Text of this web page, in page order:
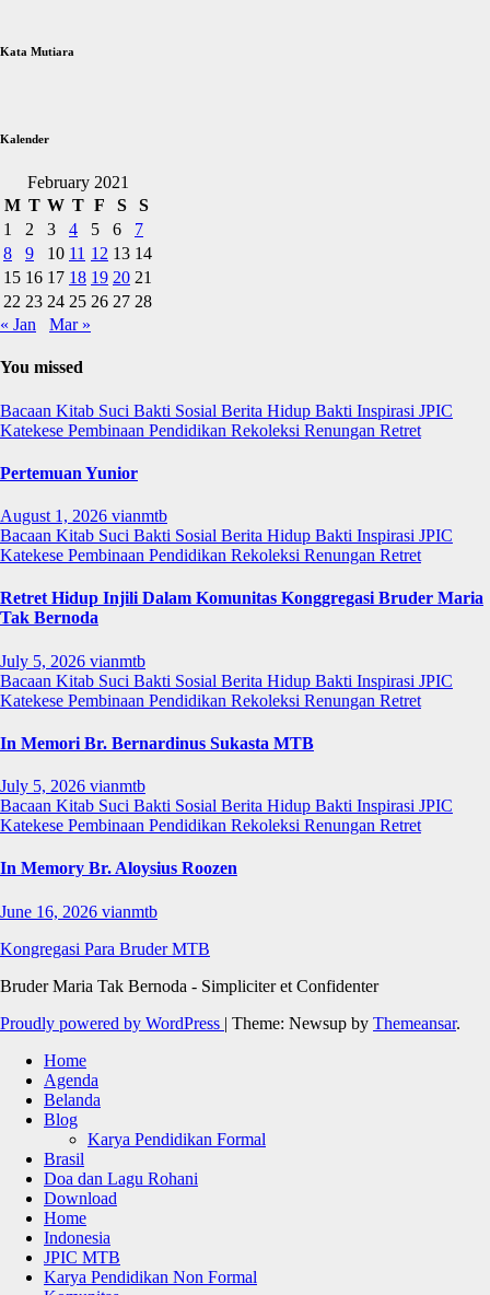
Kata Mutiara
Kalender
February 2021
M T W T F S
S
1
2 3 4 5 6
7
8
9 10 11 12 13 14
15 16 17 18 19 20 21
22 23 24 25 26 27 28
« Jan
Mar »
You missed
Bacaan Kitab Suci Bakti Sosial Berita Hidup Bakti Inspirasi JPIC
Katekese Pembinaan Pendidikan Rekoleksi Renungan Retret
Pertemuan Yunior
August 1, 2026 vianmtb
Bacaan Kitab Suci Bakti Sosial Berita Hidup Bakti Inspirasi JPIC
Katekese Pembinaan Pendidikan Rekoleksi Renungan Retret
Retret Hidup Injili Dalam Komunitas Konggregasi Bruder Maria
Tak Bernoda
July 5, 2026 vianmtb
Bacaan Kitab Suci Bakti Sosial Berita Hidup Bakti Inspirasi JPIC
Katekese Pembinaan Pendidikan Rekoleksi Renungan Retret
In Memori Br. Bernardinus Sukasta MTB
July 5, 2026 vianmtb
Bacaan Kitab Suci Bakti Sosial Berita Hidup Bakti Inspirasi JPIC
Katekese Pembinaan Pendidikan Rekoleksi Renungan Retret
In Memory Br. Aloysius Roozen
June 16, 2026 vianmtb
Kongregasi Para Bruder MTB
Bruder Maria Tak Bernoda - Simpliciter et Confidenter
Proudly powered by WordPress | Theme: Newsup by Themeansar.
Home
Agenda
Belanda
Blog
Karya Pendidikan Formal
Brasil
Doa dan Lagu Rohani
Download
Home
Indonesia
JPIC MTB
Karya Pendidikan Non Formal